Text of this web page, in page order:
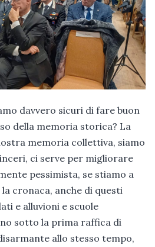
davvero sicuri di fare buon
della memoria storica? La
memoria collettiva, siamo
ci serve per migliorare
pessimista, se stiamo a
cronaca, anche di questi
e alluvioni e scuole
sotto la prima raffica di
allo stesso tempo,